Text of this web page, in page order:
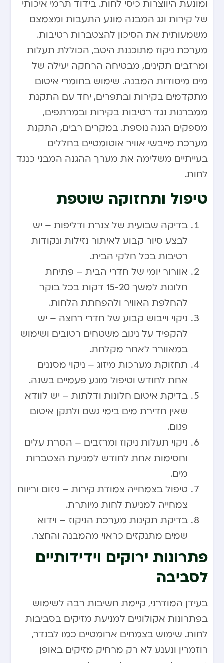
ומונעת היווצרות כיסי לחות. בידוד תרמי איכותי
של קירות וגג המבנה מונע התעבות ומצמצם
משמעותית את הסיכון להצטברות רטיבות.
מערכת ניקוז מתוכננת היטב, הכוללת תעלות
ומרזבים תקינים, מבטיחה הרחקה יעילה של
מים מיסודות המבנה. שימוש בחומרי איטום
מתקדמים בקירות ובתפרים, יחד עם התקנת
ממברנות נגד רטיבות בקירות ובמרתפים,
מספקים הגנה נוספת. במקרים רבים, התקנת
מערכת מייבשי אוויר אוטומטיים בחללים
בעייתיים משלימה את מערך ההגנה המבני כנגד
לחות.
טיפול ותחזוקה שוטפת
בדיקה שבועית של צנרת ודליפות – יש
לבצע סיור קבוע לאיתור נזילות ונקודות
רטיבות בכל חלקי הבית.
אוורור יומי של חדרי הבית – פתיחת
חלונות למשך 15-20 דקות בכל בוקר
להחלפת האוויר ולהפחתת הלחות.
ניקוי וייבוש קבוע של חדרי רחצה – יש
להקפיד על ניגוב משטחים רטובים ושימוש
במאוורר לאחר מקלחת.
תחזוקת מערכות מיזוג – ניקוי מסננים
אחת לחודש וטיפול מונע פעמיים בשנה.
בדיקת איטום חלונות ודלתות – יש לוודא
שאין חדירת מים בימי גשם ולתקן איטום
פגום.
ניקוי תעלות ניקוז ומרזבים – הסרת עלים
וחסימות אחת לחודש למניעת הצטברות
מים.
טיפול בצמחייה צמודת קירות – גיזום וריווח
צמחייה למניעת לחות מיותרת.
בדיקת תקינות מערכת הניקוז – וידוא
שמים מתנקזים כראוי מהמבנה והחצר.
פתרונות ירוקים וידידותיים
לסביבה
בעידן המודרני, קיימת חשיבות רבה לשימוש
בפתרונות אקולוגיים למניעת מזיקים בסביבות
לחות. שימוש בצמחים ארומטיים כמו לבנדר,
רוזמרין ונענע לא רק מרחיק מזיקים באופן